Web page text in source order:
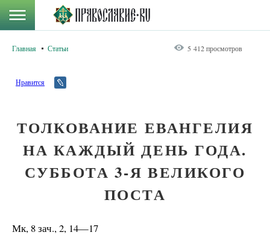
Главная Статьи 5 412 просмотров
Нравится
ТОЛКОВАНИЕ ЕВАНГЕЛИЯ
НА КАЖДЫЙ ДЕНЬ ГОДА.
СУББОТА 3-Я ВЕЛИКОГО
ПОСТА
Мк, 8 зач., 2, 14—17